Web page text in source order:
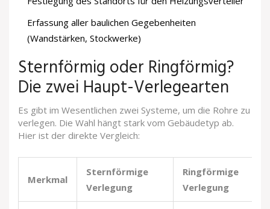
Erfassung aller baulichen Gegebenheiten
(Wandstärken, Stockwerke)
Sternförmig oder Ringförmig?
Die zwei Haupt-Verlegearten
Es gibt im Wesentlichen zwei Systeme, um die Rohre zu
verlegen. Die Wahl hängt stark vom Gebäudetyp ab.
Hier ist der direkte Vergleich:
Merkmal
Sternförmige
Verlegung
Ringförmige
Verlegung